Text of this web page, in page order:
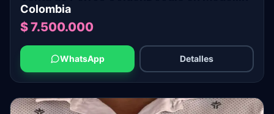
Colombia
$ 7.500.000
WhatsApp Detalles